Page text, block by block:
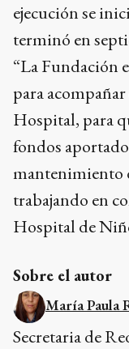
ejecución se
terminó en
“La Fundación
para
Hospital, para
fondos
mantenimiento
trabajando en
Hospital de
Sobre el autor
María Paula
Secretaria de